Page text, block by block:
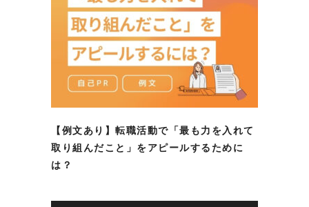
【例文あり】転職活動で「最も力を入れて
取り組んだこと」をアピールするために
は？